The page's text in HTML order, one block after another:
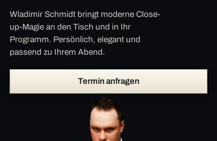
Wladimir Schmidt bringt moderne Close-
up-Magie an den Tisch und in Ihr
Programm. Persönlich, elegant und
passend zu Ihrem Abend.
Termin anfragen